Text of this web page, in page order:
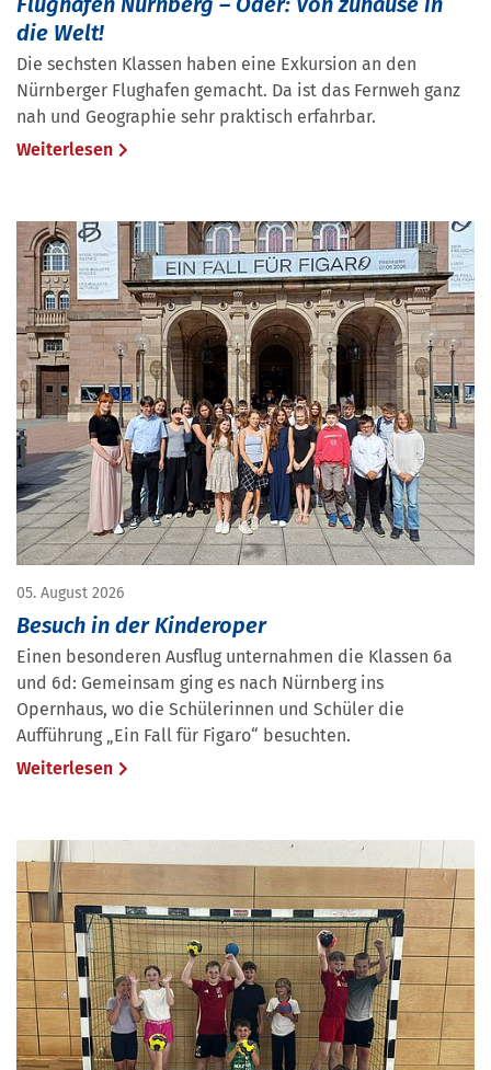
die Welt!
Die sechsten Klassen haben eine Exkursion an den
Nürnberger Flughafen gemacht. Da ist das Fernweh ganz
nah und Geographie sehr praktisch erfahrbar.
Weiterlesen
05. August 2026
Besuch in der Kinderoper
Einen besonderen Ausflug unternahmen die Klassen 6a
und 6d: Gemeinsam ging es nach Nürnberg ins
Opernhaus, wo die Schülerinnen und Schüler die
Aufführung „Ein Fall für Figaro“ besuchten.
Weiterlesen